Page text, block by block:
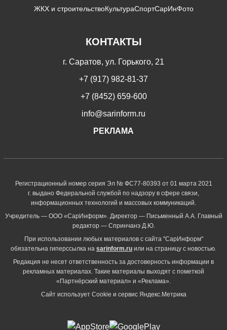
ЖКХ и строительствоКультураСпортСарИнФото
КОНТАКТЫ
г. Саратов, ул. Горького, 21
+7 (917) 982-81-37
+7 (8452) 659-600
info@sarinform.ru
РЕКЛАМА
Регистрационный номер серия Эл № ФС77-80393 от 01 марта 2021
г. выдано Федеральной службой по надзору в сфере связи,
информационных технологий и массовых коммуникаций.
Учредитель — ООО «СарИнформ». Директор — Письменный А.А. Главный
редактор — Спринчанэ Д.Ю.
При использовании любых материалов с сайта "СарИнформ"
обязательна гиперссылка на sarinform.ru или на страницу с новостью.
Редакция не несет ответственность за достоверность информации в
рекламных материалах. Такие материалы выходят с пометкой
«Партнёрский материал» и «Реклама».
Сайт использует Cookie и сервиc Яндекс.Метрика